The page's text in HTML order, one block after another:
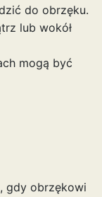
do obrzęku.
lub wokół
mogą być
gdy obrzękowi